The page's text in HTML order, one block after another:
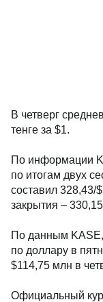
В четверг
тенге за $1.
По информации
по итогам двух
составил 328,43/
закрытия –
По данным KASE,
по доллару в
$114,75 млн в
Официальный